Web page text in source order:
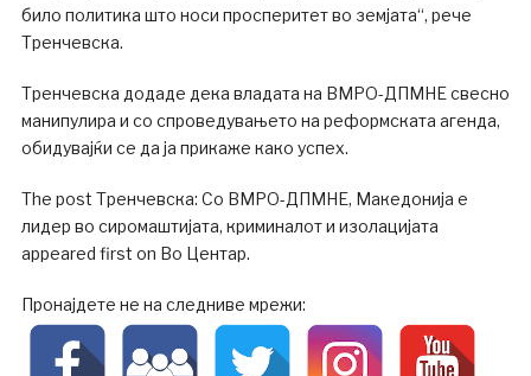
било политика што носи просперитет во земјата“, рече
Тренчевска.
Тренчевска додаде дека владата на ВМРО-ДПМНЕ свесно
манипулира и со спроведувањето на реформската агенда,
обидувајќи се да ја прикаже како успех.
The post Тренчевска: Со ВМРО-ДПМНЕ, Македонија е
лидер во сиромаштијата, криминалот и изолацијата
appeared first on Во Центар.
Пронајдете не на следниве мрежи: